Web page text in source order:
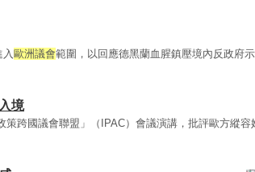
歐洲議會範圍，以回應德黑蘭血腥鎮壓境內反政府示
境
策跨國議會聯盟」（IPAC）會議演講，批評歐方縱容